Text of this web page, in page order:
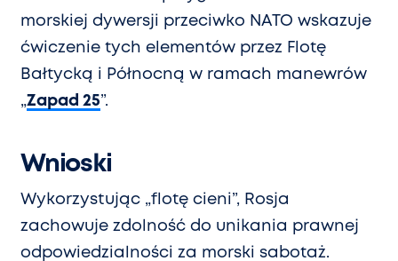
morskiej dywersji przeciwko NATO wskazuje
ćwiczenie tych elementów przez Flotę
Bałtycką i Północną w ramach manewrów
„Zapad 25”.
Wnioski
Wykorzystując „flotę cieni”, Rosja
zachowuje zdolność do unikania prawnej
odpowiedzialności za morski sabotaż.